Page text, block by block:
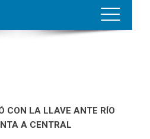
CON LA LLAVE ANTE RÍO
A CENTRAL